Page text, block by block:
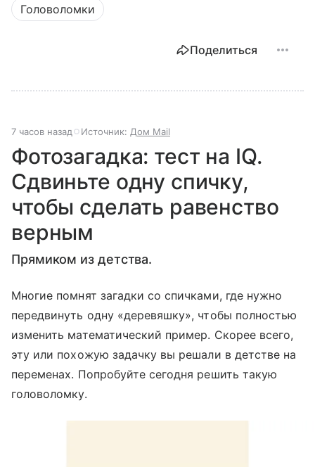
Головоломки
Поделиться
7 часов назад Источник: Дом Mail
Фотозагадка: тест на IQ.
Сдвиньте одну спичку,
чтобы сделать равенство
верным
Прямиком из детства.
Многие помнят загадки со спичками, где нужно
передвинуть одну «деревяшку», чтобы полностью
изменить математический пример. Скорее всего,
эту или похожую задачку вы решали в детстве на
переменах. Попробуйте сегодня решить такую
головоломку.